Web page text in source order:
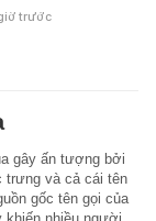
trước
gây ấn tượng bởi
trưng và cả cái tên
gốc tên gọi của